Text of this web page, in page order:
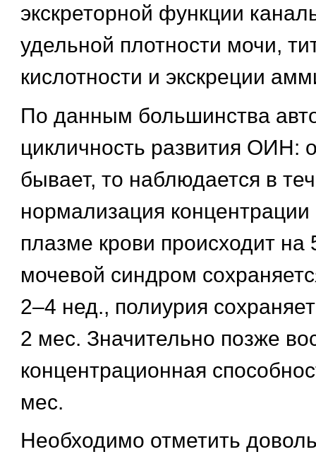
экскреторной функции
удельной плотности мочи,
кислотности и экскреции
По данным большинства
цикличность развития ОИН:
бывает, то наблюдается в
нормализация концентрации
плазме крови происходит на
мочевой синдром
2–4 нед., полиурия
2 мес. Значительно позже
концентрационная
мес.
Необходимо отметить